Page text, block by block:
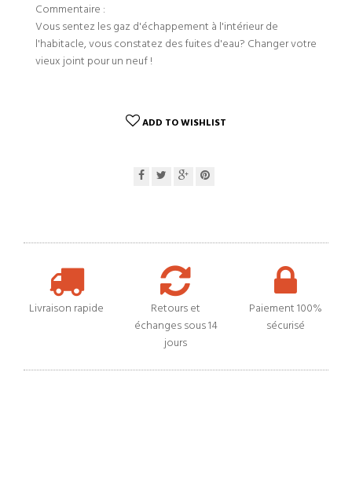
Commentaire :
Vous sentez les gaz d'échappement à l'intérieur de
l'habitacle, vous constatez des fuites d'eau? Changer votre
vieux joint pour un neuf !
ADD TO WISHLIST
Livraison rapide
Retours et
échanges sous 14
jours
Paiement 100%
sécurisé